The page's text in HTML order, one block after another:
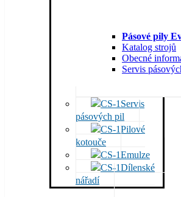
Pásové pily
Katalog strojů
Obecné
Servis
Servis
pásových pil
Pilové
kotouče
Emulze
Dílenské
nářadí